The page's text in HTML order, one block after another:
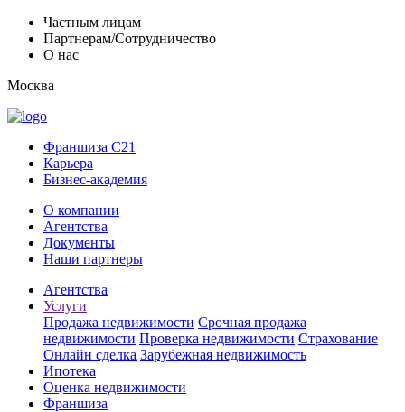
Частным лицам
Партнерам/Сотрудничество
О нас
Москва
Франшиза C21
Карьера
Бизнес-академия
О компании
Агентства
Документы
Наши партнеры
Агентства
Услуги
Продажа недвижимости Срочная продажа
недвижимости Проверка недвижимости Страхование
Онлайн сделка Зарубежная недвижимость
Ипотека
Оценка недвижимости
Франшиза